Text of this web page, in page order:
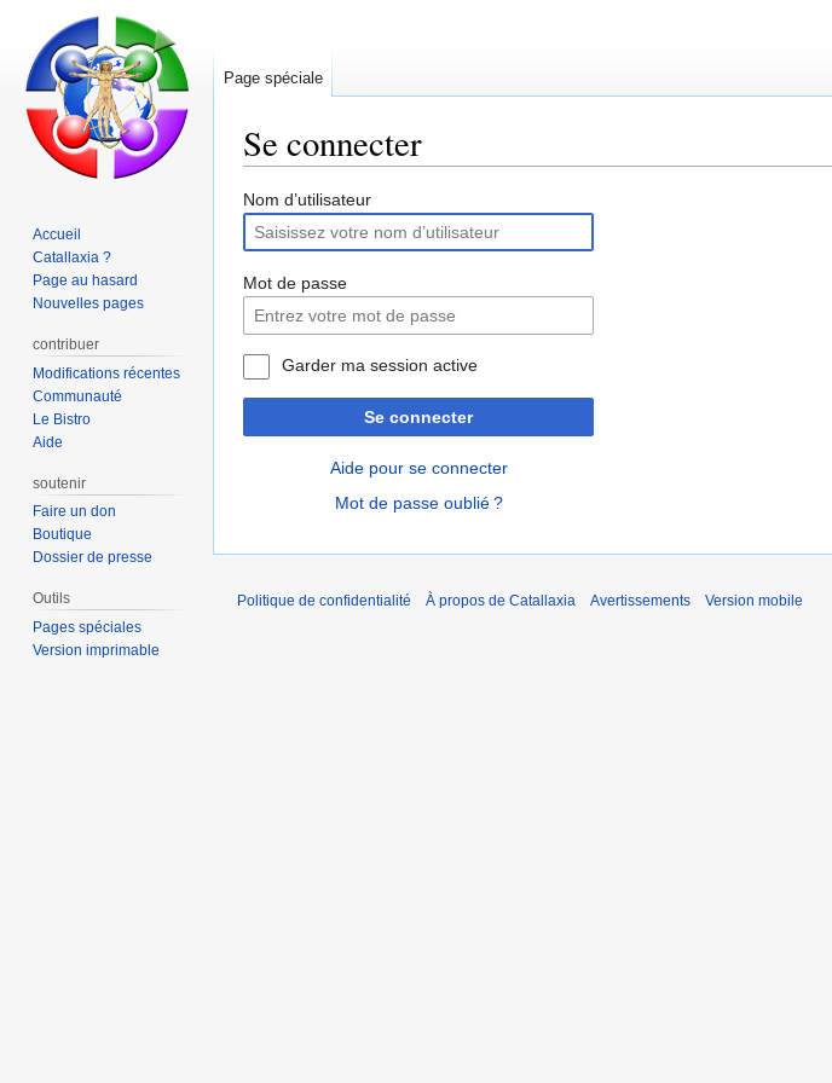
Se connecter
Aller
la
navigation
Aller
la
recherche
Nom d’utilisateur
Mot de passe
Garder ma session active
Se connecter
Aide pour se connecter
Mot de passe oublié ?
Page spéciale
Accueil
Catallaxia ?
Page au hasard
Nouvelles pages
contribuer
Modifications récentes
Communauté
Le Bistro
Aide
soutenir
Faire un don
Boutique
Dossier de presse
Outils
Pages spéciales
Version imprimable
Politique de confidentialité À propos de Catallaxia Avertissements Version mobile